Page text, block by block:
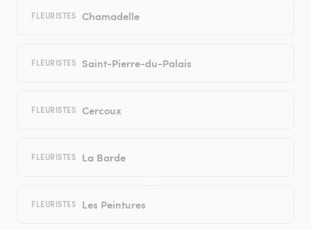
FLEURISTES Chamadelle
FLEURISTES Saint-Pierre-du-Palais
FLEURISTES Cercoux
FLEURISTES La Barde
FLEURISTES Les Peintures